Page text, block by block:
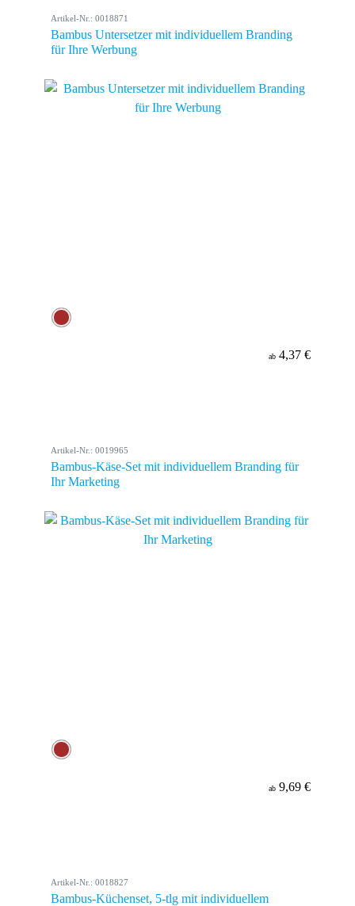
Artikel-Nr.: 0018871
Bambus Untersetzer mit individuellem Branding
für Ihre Werbung
ab 4,37 €
Artikel-Nr.: 0019965
Bambus-Käse-Set mit individuellem Branding für
Ihr Marketing
ab 9,69 €
Artikel-Nr.: 0018827
Bambus-Küchenset, 5-tlg mit individuellem